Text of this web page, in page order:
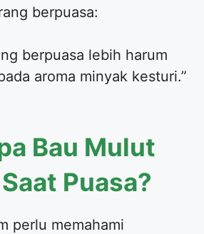
berpuasa:
berpuasa lebih harum
aroma minyak kesturi.”
Bau Mulut
Puasa?
perlu memahami